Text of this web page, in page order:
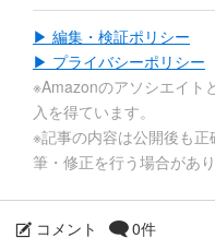
▶ 編集・検証ポリシー
▶ プライバシーポリシー
※Amazonのアソシエイト
入を得ています。
※記事の内容は公開後も
筆・修正を行う場合があり
コメント
0件